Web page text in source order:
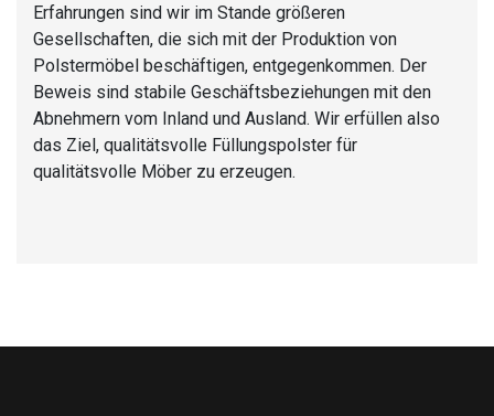
Erfahrungen sind wir im Stande größeren
Gesellschaften, die sich mit der Produktion von
Polstermöbel beschäftigen, entgegenkommen. Der
Beweis sind stabile Geschäftsbeziehungen mit den
Abnehmern vom Inland und Ausland. Wir erfüllen also
das Ziel, qualitätsvolle Füllungspolster für
qualitätsvolle Möber zu erzeugen.